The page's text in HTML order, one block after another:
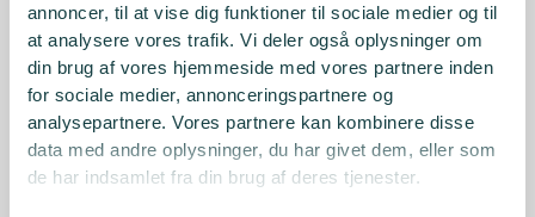
annoncer, til at vise dig funktioner til sociale medier og til
at analysere vores trafik. Vi deler også oplysninger om
din brug af vores hjemmeside med vores partnere inden
for sociale medier, annonceringspartnere og
analysepartnere. Vores partnere kan kombinere disse
data med andre oplysninger, du har givet dem, eller som
de har indsamlet fra din brug af deres tjenester.